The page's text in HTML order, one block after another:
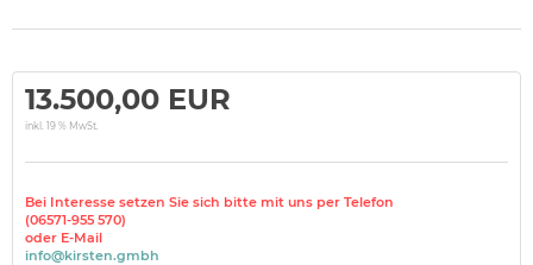
13.500,00 EUR
inkl. 19 % MwSt.
Bei Interesse setzen Sie sich bitte mit uns per Telefon
(06571-955 570)
oder E-Mail
info@kirsten.gmbh